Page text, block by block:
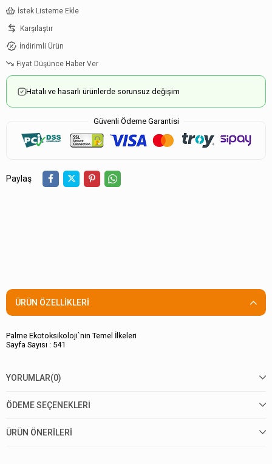
İstek Listeme Ekle
Karşılaştır
İndirimli Ürün
Fiyat Düşünce Haber Ver
Hatalı ve hasarlı ürünlerde sorunsuz değişim
Güvenli Ödeme Garantisi
Paylaş
ÜRÜN ÖZELLIKLERI
Palme Ekotoksikoloji`nin Temel İlkeleri
Sayfa Sayısı : 541
YORUMLAR(0)
ÖDEME SEÇENEKLERI
ÜRÜN ÖNERILERI